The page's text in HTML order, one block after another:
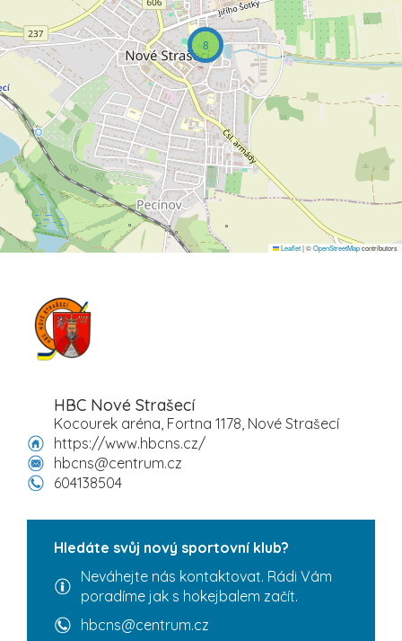
8
Leaflet|©OpenStreetMapcontributors
HBC Nové Strašecí
Kocourek aréna, Fortna 1178, Nové Strašecí
https://www.hbcns.cz/
hbcns@centrum.cz
604138504
Hledáte svůj nový sportovní klub?
Neváhejte nás kontaktovat. Rádi Vám
poradíme jak s hokejbalem začít.
hbcns@centrum.cz